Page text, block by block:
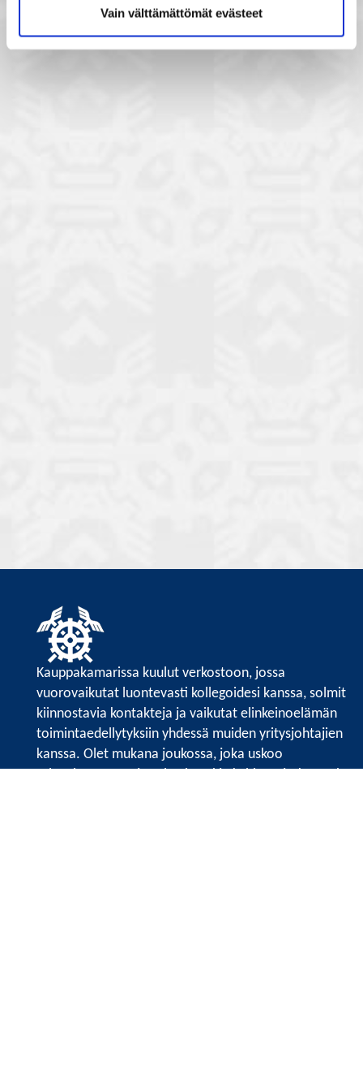
Vain välttämättömät evästeet
Kauppakamarissa kuulut verkostoon, jossa
vuorovaikutat luontevasti kollegoidesi kanssa, solmit
kiinnostavia kontakteja ja vaikutat elinkeinoelämän
toimintaedellytyksiin yhdessä muiden yritysjohtajien
kanssa. Olet mukana joukossa, joka uskoo